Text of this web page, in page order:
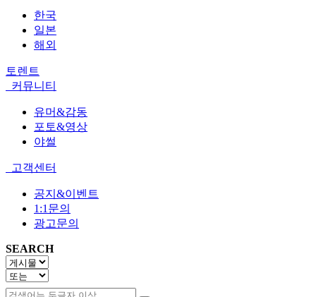
한국
일본
해외
토렌트
커뮤니티
유머&감동
포토&영상
야썰
고객센터
공지&이벤트
1:1문의
광고문의
SEARCH